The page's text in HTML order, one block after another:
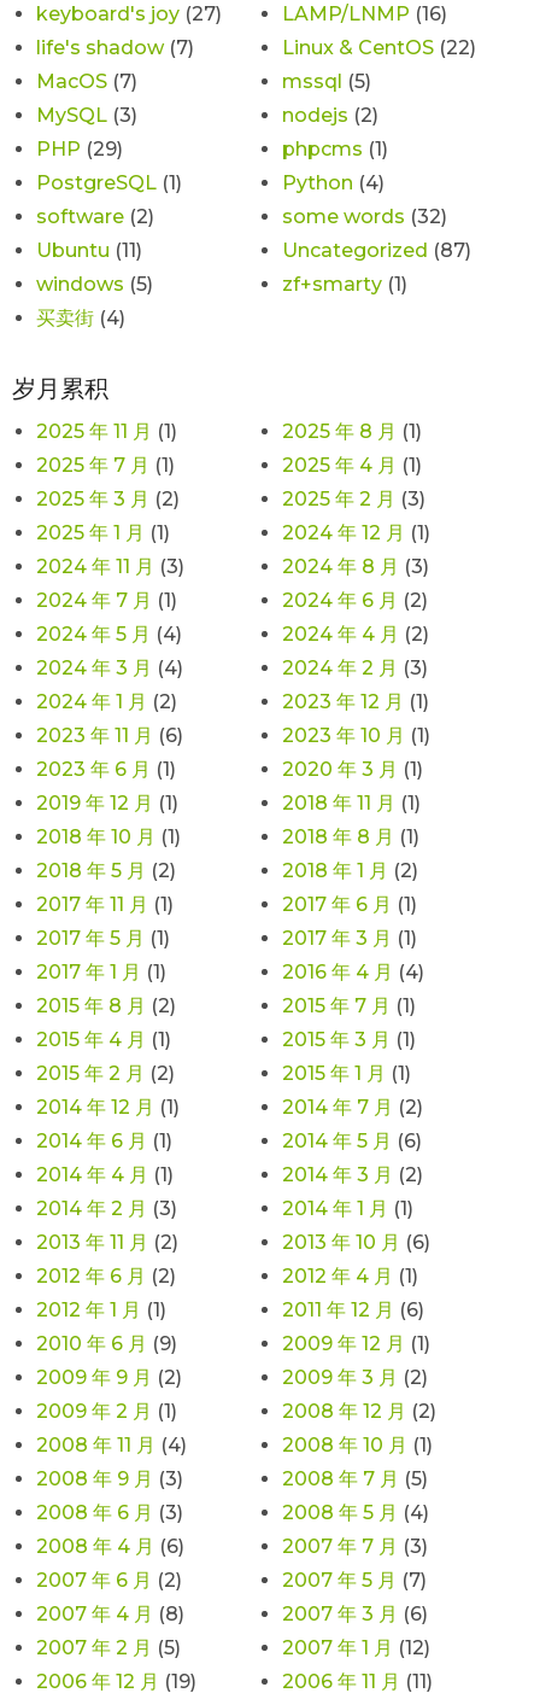
keyboard's joy (27) LAMP/LNMP (16)
life's shadow(7) Linux & CentOS (22)
MacOS (7) mssql (5)
MySQL (3) nodejs (2)
PHP (29) phpcms (1)
PostgreSQL (1) Python (4)
software (2) some words (32)
Ubuntu (11) Uncategorized (87)
windows (5) zf+smarty (1)
买卖街 (4)
岁月累积
2025 年 11 月 (1) 2025 年 8 月 (1)
2025 年 7 月 (1) 2025 年 4 月 (1)
2025 年 3 月 (2) 2025 年 2 月 (3)
2025 年 1 月 (1) 2024 年 12 月 (1)
2024 年 11 月 (3) 2024 年 8 月 (3)
2024 年 7 月 (1) 2024 年 6 月 (2)
2024 年 5 月 (4) 2024 年 4 月 (2)
2024 年 3 月 (4) 2024 年 2 月 (3)
2024 年 1 月 (2) 2023 年 12 月 (1)
2023 年 11 月 (6) 2023 年 10 月 (1)
2023 年 6 月 (1) 2020 年 3 月 (1)
2019 年 12 月 (1) 2018 年 11 月 (1)
2018 年 10 月 (1) 2018 年 8 月 (1)
2018 年 5 月 (2) 2018 年 1 月 (2)
2017 年 11 月 (1) 2017 年 6 月 (1)
2017 年 5 月 (1) 2017 年 3 月 (1)
2017 年 1 月 (1) 2016 年 4 月 (4)
2015 年 8 月 (2) 2015 年 7 月 (1)
2015 年 4 月 (1) 2015 年 3 月 (1)
2015 年 2 月 (2) 2015 年 1 月 (1)
2014 年 12 月 (1) 2014 年 7 月 (2)
2014 年 6 月 (1) 2014 年 5 月 (6)
2014 年 4 月 (1) 2014 年 3 月 (2)
2014 年 2 月 (3) 2014 年 1 月 (1)
2013 年 11 月 (2) 2013 年 10 月 (6)
2012 年 6 月 (2) 2012 年 4 月 (1)
2012 年 1 月 (1) 2011 年 12 月 (6)
2010 年 6 月 (9) 2009 年 12 月 (1)
2009 年 9 月 (2) 2009 年 3 月 (2)
2009 年 2 月 (1) 2008 年 12 月 (2)
2008 年 11 月 (4) 2008 年 10 月 (1)
2008 年 9 月 (3) 2008 年 7 月 (5)
2008 年 6 月 (3) 2008 年 5 月 (4)
2008 年 4 月 (6) 2007 年 7 月 (3)
2007 年 6 月 (2) 2007 年 5 月 (7)
2007 年 4 月 (8) 2007 年 3 月 (6)
2007 年 2 月 (5) 2007 年 1 月 (12)
2006 年 12 月 (19) 2006 年 11 月 (11)